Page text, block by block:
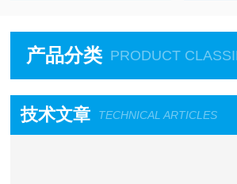
产品分类 PRODUCT
技术文章 TECHNICAL ARTICLES